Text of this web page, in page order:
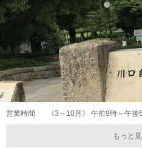
営業時間 《3～10月》 午前9時～午
もっと